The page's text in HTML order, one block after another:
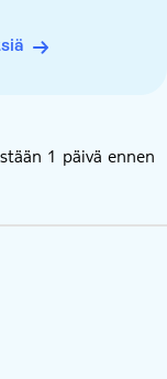
tulee peittää
1 päivä ennen